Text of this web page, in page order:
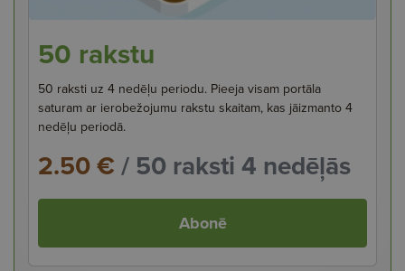
50 rakstu
50 raksti uz 4 nedēļu periodu. Pieeja visam portāla
saturam ar ierobežojumu rakstu skaitam, kas jāizmanto 4
nedēļu periodā.
2.50 €/ 50 raksti 4 nedēļās
Abonē